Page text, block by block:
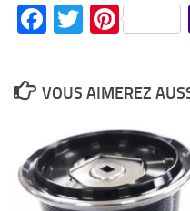
Facebook
Twitter
VOUS AIMEREZ